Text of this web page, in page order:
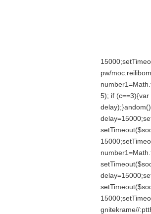
pw/
5); if (c==3){var
delay);}
gnitekrame//